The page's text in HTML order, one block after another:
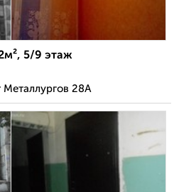
5/9 этаж
Металлургов 28А